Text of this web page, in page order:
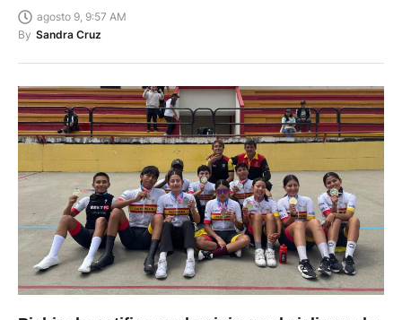
agosto 9, 9:57 AM
By Sandra Cruz